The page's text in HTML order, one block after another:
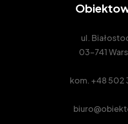
ul.
03-741
kom. +48 502